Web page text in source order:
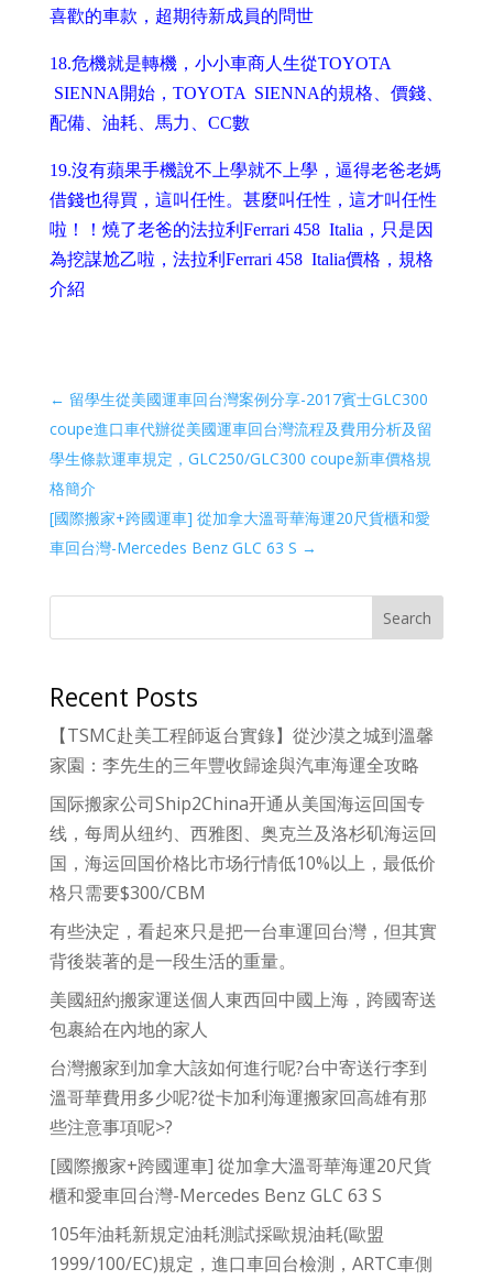
喜歡的車款，超期待新成員的問世
18.危機就是轉機，小小車商人生從TOYOTA
SIENNA開始，TOYOTA SIENNA的規格、價錢、
配備、油耗、馬力、CC數
19.沒有蘋果手機說不上學就不上學，逼得老爸老媽
借錢也得買，這叫任性。甚麼叫任性，這才叫任性
啦！！燒了老爸的法拉利Ferrari 458 Italia，只是因
為挖謀尬乙啦，法拉利Ferrari 458 Italia價格，規格
介紹
← 留學生從美國運車回台灣案例分享-2017賓士GLC300
coupe進口車代辦從美國運車回台灣流程及費用分析及留
學生條款運車規定，GLC250/GLC300 coupe新車價格規
格簡介
[國際搬家+跨國運車] 從加拿大溫哥華海運20尺貨櫃和愛
車回台灣-Mercedes Benz GLC 63 S →
Search
Recent Posts
【TSMC赴美工程師返台實錄】從沙漠之城到溫馨
家園：李先生的三年豐收歸途與汽車海運全攻略
国际搬家公司Ship2China开通从美国海运回国专
线，每周从纽约、西雅图、奥克兰及洛杉矶海运回
国，海运回国价格比市场行情低10%以上，最低价
格只需要$300/CBM
有些決定，看起來只是把一台車運回台灣，但其實
背後裝著的是一段生活的重量。
美國紐約搬家運送個人東西回中國上海，跨國寄送
包裹給在內地的家人
台灣搬家到加拿大該如何進行呢?台中寄送行李到
溫哥華費用多少呢?從卡加利海運搬家回高雄有那
些注意事項呢>?
[國際搬家+跨國運車] 從加拿大溫哥華海運20尺貨
櫃和愛車回台灣-Mercedes Benz GLC 63 S
105年油耗新規定油耗測試採歐規油耗(歐盟
1999/100/EC)規定，進口車回台檢測，ARTC車側